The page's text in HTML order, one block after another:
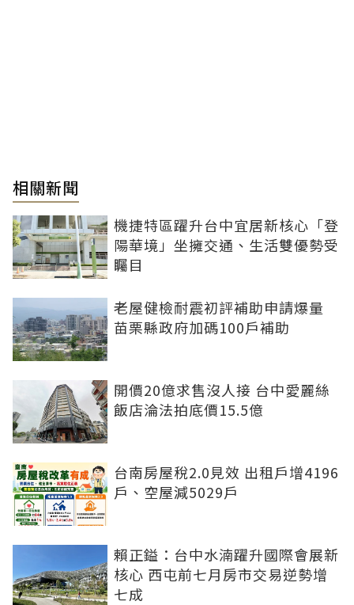
相關新聞
機捷特區躍升台中宜居新核心「登
陽華境」坐擁交通、生活雙優勢受
矚目
老屋健檢耐震初評補助申請爆量
苗栗縣政府加碼100戶補助
開價20億求售沒人接 台中愛麗絲
飯店淪法拍底價15.5億
台南房屋稅2.0見效 出租戶增4196
戶、空屋減5029戶
賴正鎰：台中水湳躍升國際會展新
核心 西屯前七月房市交易逆勢增
七成